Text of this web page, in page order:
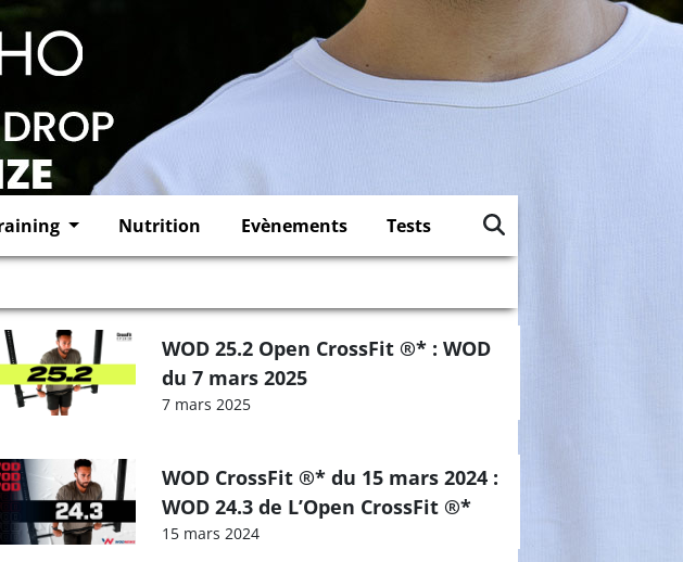
Nutrition Evènements Tests
WOD 25.2 Open CrossFit ®* : WOD
du 7 mars 2025
7 mars 2025
WOD CrossFit ®* du 15 mars 2024 :
WOD 24.3 de L’Open CrossFit ®*
15 mars 2024